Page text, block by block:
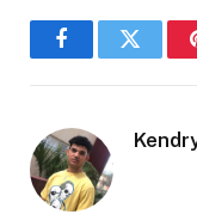
FacebookTwitter